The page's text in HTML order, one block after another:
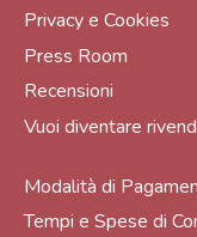
Privacy e Cookies
Press Room
Recensioni
Vuoi diventare
Modalità di
Tempi e Spese di